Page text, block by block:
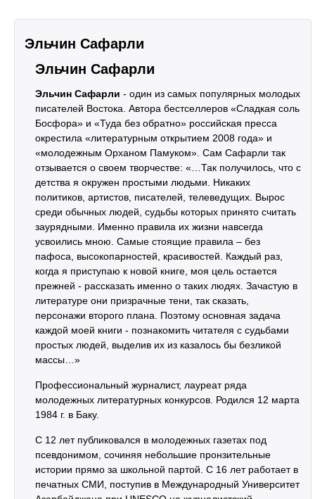
Эльчин Сафарли
Эльчин Сафарли
Эльчин Сафарли - один из самых популярных молодых
писателей Востока. Автора бестселлеров «Сладкая соль
Босфора» и «Туда без обратно» российская пресса
окрестила «литературным открытием 2008 года» и
«молодежным Орханом Памуком». Сам Сафарли так
отзывается о своем творчестве: «…Так получилось, что с
детства я окружен простыми людьми. Никаких
политиков, артистов, писателей, телеведущих. Вырос
среди обычных людей, судьбы которых принято считать
заурядными. Именно правила их жизни навсегда
усвоились мною. Самые стоящие правила – без
пафоса, высокопарностей, красивостей. Каждый раз,
когда я приступаю к новой книге, моя цель остается
прежней - рассказать именно о таких людях. Зачастую в
литературе они призрачные тени, так сказать,
персонажи второго плана. Поэтому основная задача
каждой моей книги - познакомить читателя с судьбами
простых людей, выделив их из казалось бы безликой
массы…»
Профессиональный журналист, лауреат ряда
молодежных литературных конкурсов. Родился 12 марта
1984 г. в Баку.
С 12 лет публиковался в молодежных газетах под
псевдонимом, сочиняя небольшие пронзительные
истории прямо за школьной партой. С 16 лет работает в
печатных СМИ, поступив в Международный Университет